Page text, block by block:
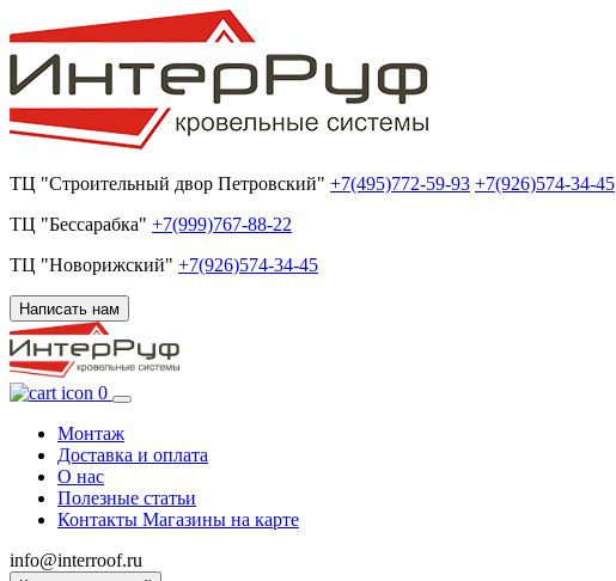
ТЦ "Строительный двор Петровский" +7(495)772-59-93 +7(926)574-34-45
ТЦ "Бессарабка" +7(999)767-88-22
ТЦ "Новорижский" +7(926)574-34-45
Написать нам
0
Монтаж
Доставка и оплата
О нас
Полезные статьи
Контакты Магазины на карте
info@interroof.ru